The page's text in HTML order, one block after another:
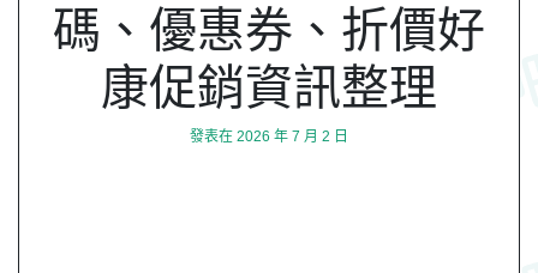
碼、優惠券、折價好
康促銷資訊整理
發表在 2026 年 7 月 2 日